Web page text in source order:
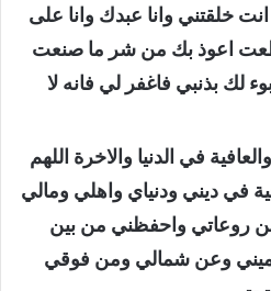
انت خلقتني وانا عبدك وانا على
اعوذ بك من شر ما صنعت
لك بذنبي فاغفر لي فانه لا
في الدنيا والاخرة اللهم
في ديني ودنياي واهلي ومالي
روعاتي واحفظني من بين
وعن شمالي ومن فوقي